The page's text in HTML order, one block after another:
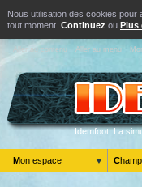
Nous utilisation des cookies
tout moment. Continuez ou Plus
Aller au contenu Aller au menu
Idemfoot. La
Mon espace